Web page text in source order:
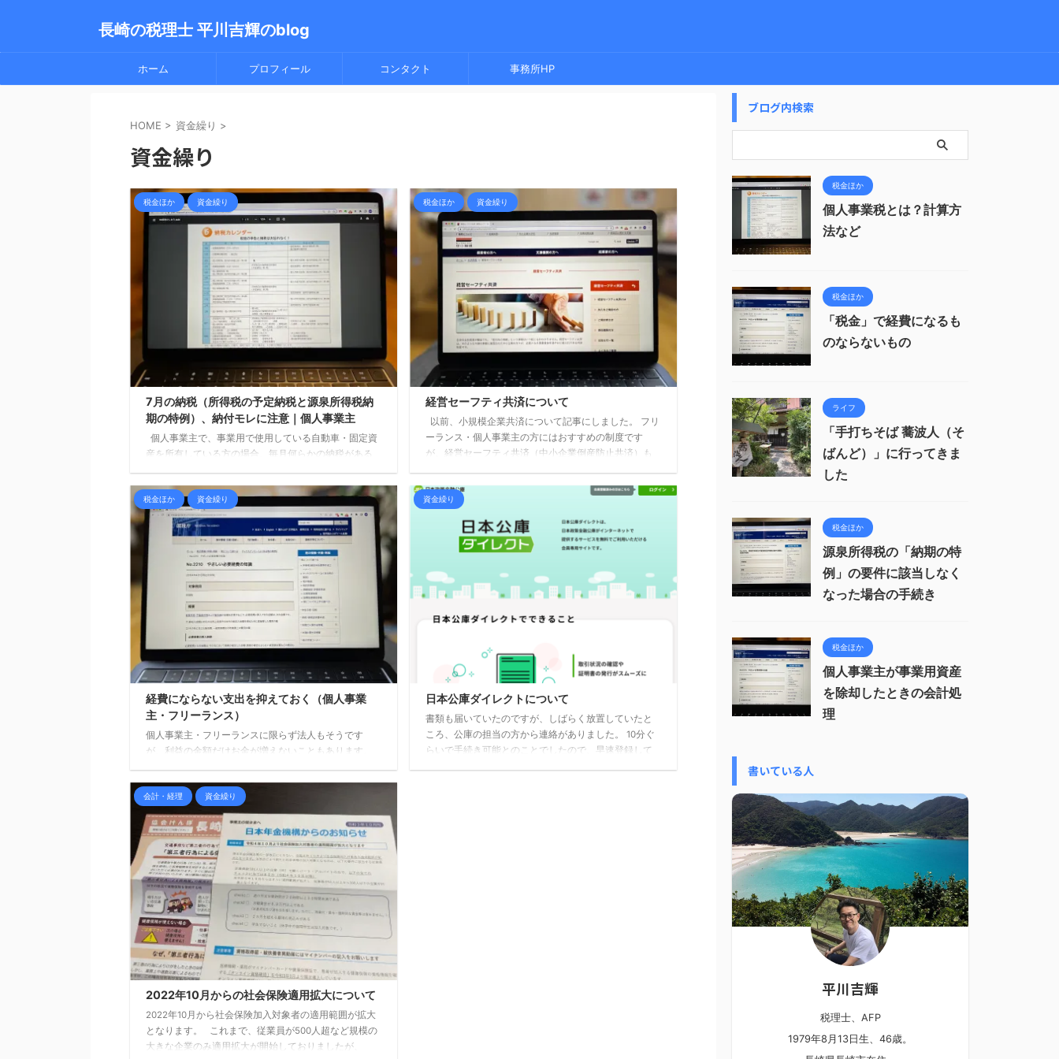
長崎の税理士 平川吉輝のblog
ホーム プロフィール コンタクト 事務所HP
HOME > 資金繰り >
資金繰り
税金ほか 資金繰り
7月の納税（所得税の予定納税と源泉所得税納
期の特例）、納付モレに注意｜個人事業主
個人事業主で、事業用で使用している自動車・固定資
産を所有している方の場合、毎月何らかの納税がある
人事業主であれば、納期の特例の申請書を提出してい
るという方も多いかもしれません。その場合、7月10日
は1月から6月までに源泉徴収した所得税の納期限とな
ります。 また、前年の所得税額が一定の金額以上と
なっている場合には、予定納税の時期でもあります。
振替納税を利用している方の場合、7月31日に口座 ...
税金ほか 資金繰り
経営セーフティ共済について
以前、小規模企業共済について記事にしました。 フリ
ーランス・個人事業主の方にはおすすめの制度です
が、経営セーフティ共済（中小企業倒産防止共済）も
る中小企業者など、一定の加入資格がありますが、条
件を満たしていれば是非とも検討したい制度です。 掛
20万円（自由に選べ、増減も可能） ※法人、個人いず
れも確定申告書に所定の資料添付要 無担保・無保証人
税金ほか 資金繰り
経費にならない支出を抑えておく（個人事業
主・フリーランス）
個人事業主・フリーランスに限らず法人もそうです
が、利益の金額だけお金が増えないこともあります。
ールにならない理由はいくつかありますが、1つの要因
として経費にならない支出があげられます（支出を伴
わない経費などもあります）。 本日は、個人事業主の
経費にならない主な支出について、確認してみたいと
思います。 借入金（元金）の返済 借入の返済は、
利息部分については経費となりますが、元金部分は経
費となりません。 お金を借りて ...
資金繰り
日本公庫ダイレクトについて
書類も届いていたのですが、しばらく放置していたと
ころ、公庫の担当の方から連絡がありました。 10分ぐ
らいで手続き可能とのことでしたので、早速登録して
会計・経理 資金繰り
2022年10月からの社会保険適用拡大について
2022年10月から社会保険加入対象者の適用範囲が拡大
となります。 これまで、従業員が500人超など規模の
大きな企業のみ適用拡大が開始しておりましたが、
ブログ内検索
税金ほか
個人事業税とは？計算方
法など
税金ほか
「税金」で経費になるも
のならないもの
ライフ
「手打ちそば 蕎波人（そ
ばんど）」に行ってきま
した
税金ほか
源泉所得税の「納期の特
例」の要件に該当しなく
なった場合の手続き
税金ほか
個人事業主が事業用資産
を除却したときの会計処
理
書いている人
平川吉輝
税理士、AFP
1979年8月13日生、46歳。